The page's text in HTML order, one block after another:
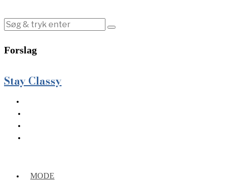
Forslag
Stay Classy
MODE